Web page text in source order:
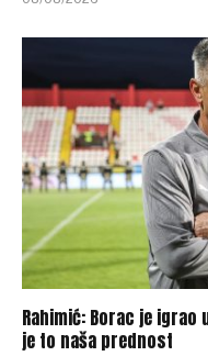
Rahimić: Borac je
je to naša prednost